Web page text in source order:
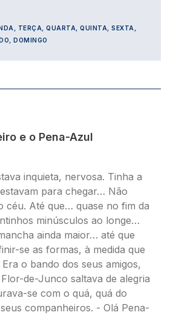
TERÇA, QUARTA, QUINTA, SEXTA,
DOMINGO
e o Pena-Azul
inquieta, nervosa. Tinha a
para chegar… Não
céu. Até que… quase no fim da
minúsculos ao longe…
ainda maior… até que
se as formas, à medida que
o bando dos seus amigos,
de-Junco saltava de alegria
se com o quá, quá do
companheiros. - Olá Pena-